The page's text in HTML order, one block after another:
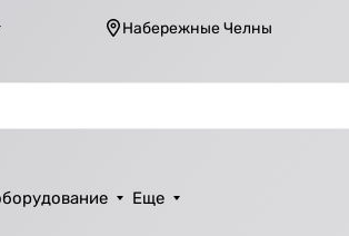
Набережные Челны
Еще